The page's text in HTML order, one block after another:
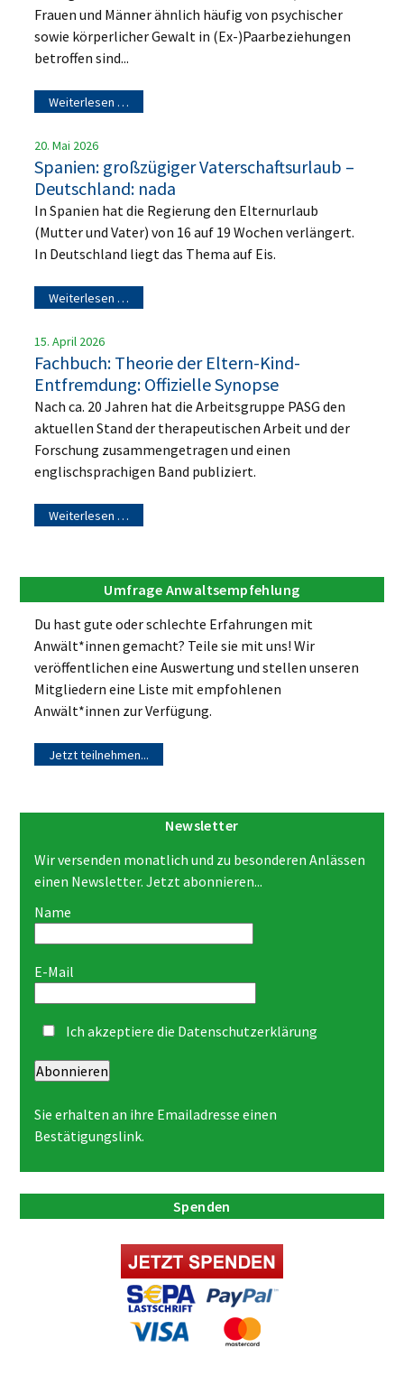
Frauen und Männer ähnlich häufig von psychischer
sowie körperlicher Gewalt in (Ex-)Paarbeziehungen
betroffen sind...
Weiterlesen …
20. Mai 2026
Spanien: großzügiger Vaterschaftsurlaub –
Deutschland: nada
In Spanien hat die Regierung den Elternurlaub
(Mutter und Vater) von 16 auf 19 Wochen verlängert.
In Deutschland liegt das Thema auf Eis.
Weiterlesen …
15. April 2026
Fachbuch: Theorie der Eltern-Kind-
Entfremdung: Offizielle Synopse
Nach ca. 20 Jahren hat die Arbeitsgruppe PASG den
aktuellen Stand der therapeutischen Arbeit und der
Forschung zusammengetragen und einen
englischsprachigen Band publiziert.
Weiterlesen …
Umfrage Anwaltsempfehlung
Du hast gute oder schlechte Erfahrungen mit
Anwält*innen gemacht? Teile sie mit uns! Wir
veröffentlichen eine Auswertung und stellen unseren
Mitgliedern eine Liste mit empfohlenen
Anwält*innen zur Verfügung.
Jetzt teilnehmen...
Newsletter
Wir versenden monatlich und zu besonderen Anlässen
einen Newsletter. Jetzt abonnieren...
Name
E-Mail
Ich akzeptiere die Datenschutzerklärung
Abonnieren
Sie erhalten an ihre Emailadresse einen
Bestätigungslink.
Spenden